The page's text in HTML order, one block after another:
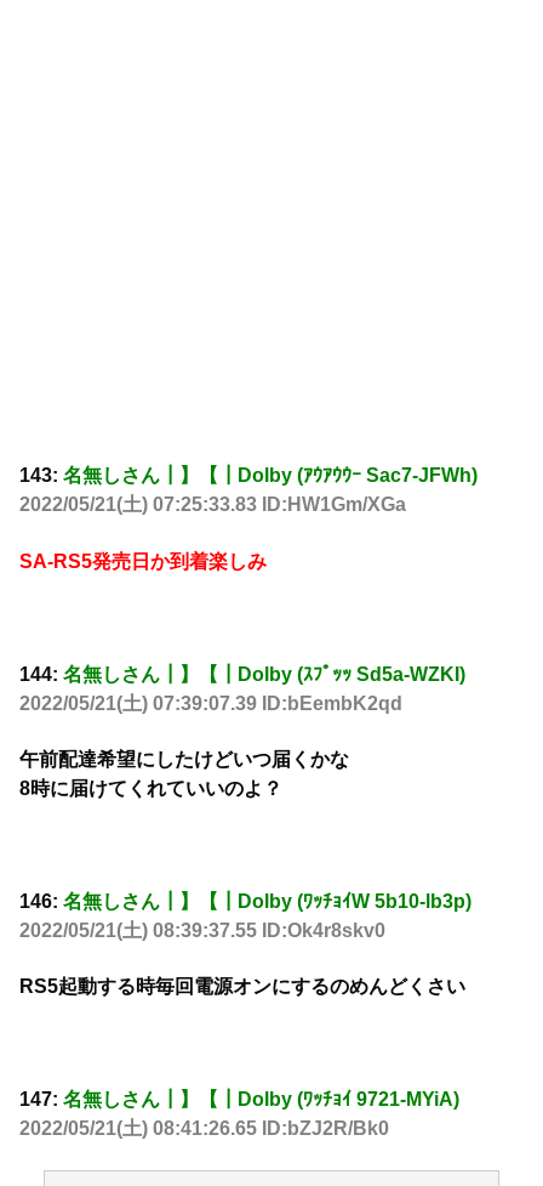
143: 名無しさん┃】【┃Dolby (ｱｳｱｳｳｰ Sac7-JFWh)
2022/05/21(土) 07:25:33.83 ID:HW1Gm/XGa
SA-RS5発売日か到着楽しみ
144: 名無しさん┃】【┃Dolby (ｽﾌﾟｯｯ Sd5a-WZKI)
2022/05/21(土) 07:39:07.39 ID:bEembK2qd
午前配達希望にしたけどいつ届くかな
8時に届けてくれていいのよ？
146: 名無しさん┃】【┃Dolby (ﾜｯﾁｮｲW 5b10-lb3p)
2022/05/21(土) 08:39:37.55 ID:Ok4r8skv0
RS5起動する時毎回電源オンにするのめんどくさい
147: 名無しさん┃】【┃Dolby (ﾜｯﾁｮｲ 9721-MYiA)
2022/05/21(土) 08:41:26.65 ID:bZJ2R/Bk0